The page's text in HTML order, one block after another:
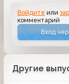
Войдите или
комментарий
Вход
Другие